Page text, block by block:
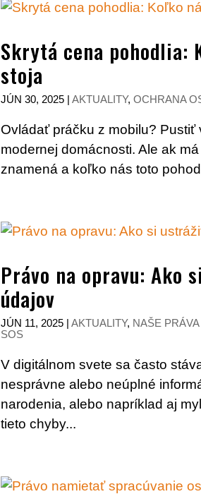
Skrytá cena pohodlia:
stoja
JÚN 30, 2025 |AKTUALITY,OCHRANA
Ovládať práčku z mobilu?
modernej domácnosti. Ale ak
znamená a koľko nás toto
Právo na opravu: Ako
údajov
JÚN 11, 2025 |AKTUALITY, NAŠE
SOS
V digitálnom svete sa často
nesprávne alebo neúplné
narodenia, alebo napríklad aj
tieto chyby...